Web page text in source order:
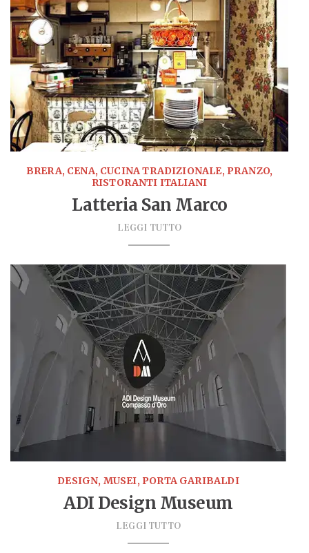
BRERA, CENA, CUCINA TRADIZIONALE, PRANZO,
RISTORANTI ITALIANI
Latteria San Marco
LEGGI TUTTO
DESIGN, MUSEI, PORTA GARIBALDI
ADI Design Museum
LEGGI TUTTO